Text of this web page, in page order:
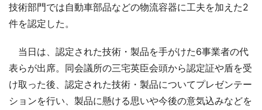
技術部門では自動車部品などの物流容器に工夫を加えた2
件を認定した。
当日は、認定された技術・製品を手がけた6事業者の代
表らが出席。同会議所の三宅英臣会頭から認定証や盾を受
け取った後、認定された技術・製品についてプレゼンテー
ションを行い、製品に懸ける思いや今後の意気込みなどを